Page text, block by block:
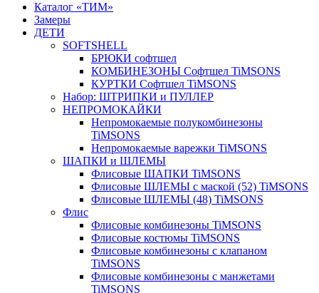
Каталог «ТИМ»
Замеры
ДЕТИ
SOFTSHELL
БРЮКИ софтшел
КОМБИНЕЗОНЫ Софтшел TiMSONS
КУРТКИ Софтшел TiMSONS
Набор: ШТРИПКИ и ПУЛЛЕР
НЕПРОМОКАЙКИ
Непромокаемые полукомбинезоны
TiMSONS
Непромокаемые варежки TiMSONS
ШАПКИ и ШЛЕМЫ
Флисовые ШАПКИ TiMSONS
Флисовые ШЛЕМЫ с маской (52) TiMSONS
Флисовые ШЛЕМЫ (48) TiMSONS
Флис
Флисовые комбинезоны TiMSONS
Флисовые костюмы TiMSONS
Флисовые комбинезоны с клапаном
TiMSONS
Флисовые комбинезоны с манжетами
TiMSONS